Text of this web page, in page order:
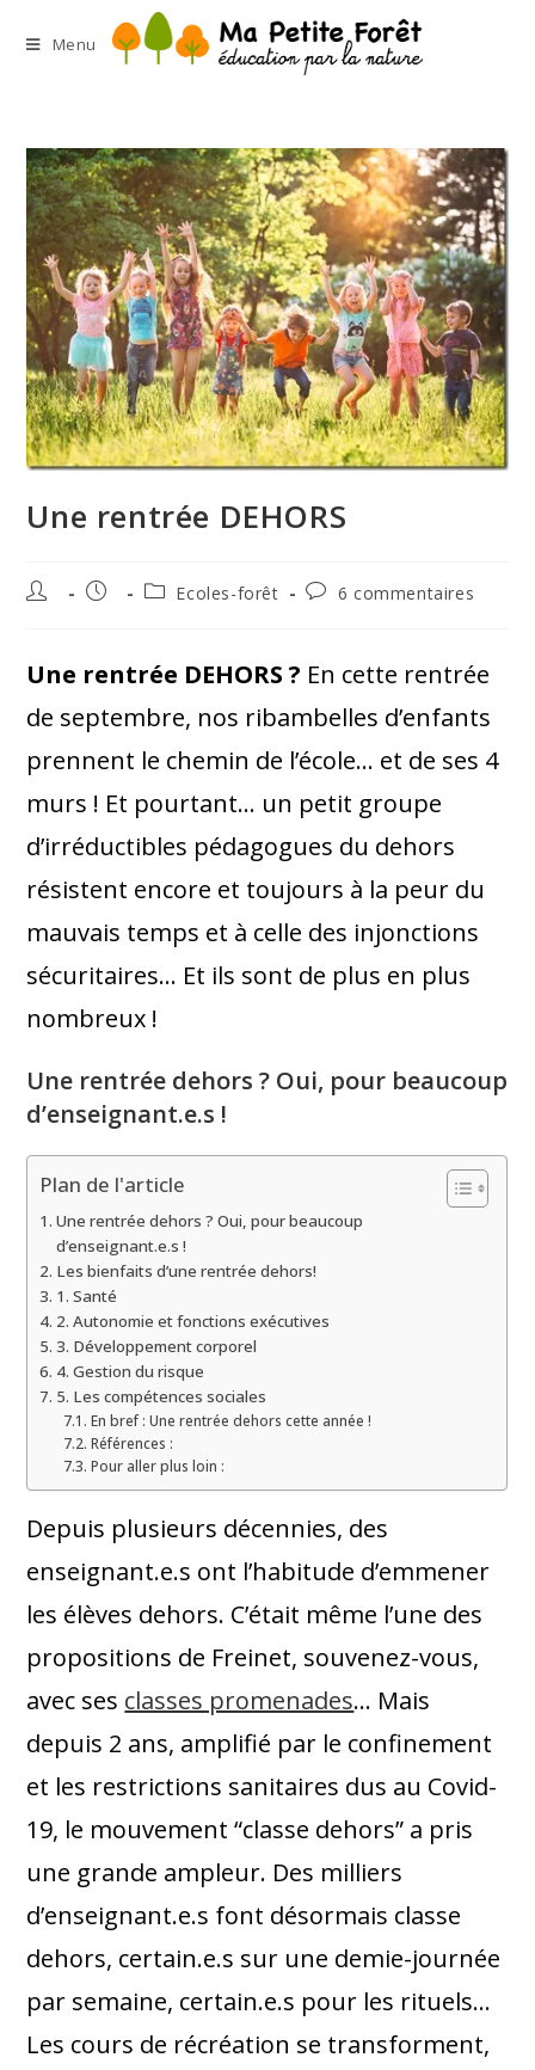
Menu
Une rentrée DEHORS
Ecoles-forêt 6 commentaires
Une rentrée DEHORS ? En cette rentrée
de septembre, nos ribambelles d’enfants
prennent le chemin de l’école… et de ses 4
murs ! Et pourtant… un petit groupe
d’irréductibles pédagogues du dehors
résistent encore et toujours à la peur du
mauvais temps et à celle des injonctions
sécuritaires… Et ils sont de plus en plus
nombreux !
Une rentrée dehors ? Oui, pour beaucoup
d’enseignant.e.s !
Plan de l'article
Une rentrée dehors ? Oui, pour beaucoup
d’enseignant.e.s !
Les bienfaits d’une rentrée dehors!
1. Santé
2. Autonomie et fonctions exécutives
3. Développement corporel
4. Gestion du risque
5. Les compétences sociales
En bref : Une rentrée dehors cette année !
Références :
Pour aller plus loin :
Depuis plusieurs décennies, des
enseignant.e.s ont l’habitude d’emmener
les élèves dehors. C’était même l’une des
propositions de Freinet, souvenez-vous,
avec ses classes promenades… Mais
depuis 2 ans, amplifié par le confinement
et les restrictions sanitaires dus au Covid-
19, le mouvement “classe dehors” a pris
une grande ampleur. Des milliers
d’enseignant.e.s font désormais classe
dehors, certain.e.s sur une demie-journée
par semaine, certain.e.s pour les rituels…
Les cours de récréation se transforment,